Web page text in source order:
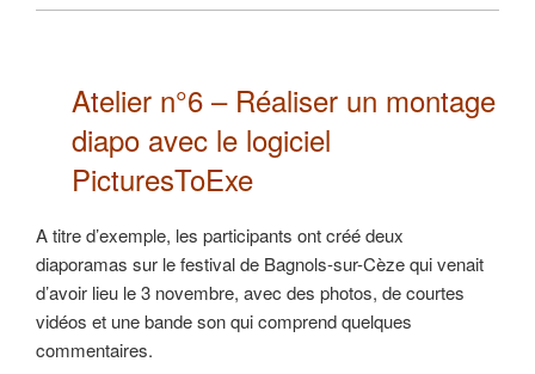
Atelier n°6 – Réaliser un montage
diapo avec le logiciel
PicturesToExe
A titre d’exemple, les participants ont créé deux
diaporamas sur le festival de Bagnols-sur-Cèze qui venait
d’avoir lieu le 3 novembre, avec des photos, de courtes
vidéos et une bande son qui comprend quelques
commentaires.